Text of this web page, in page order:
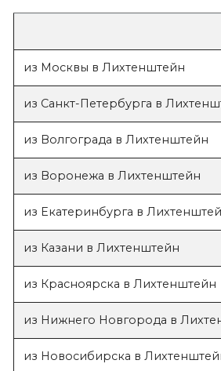
из Москвы в Лихтенштейн
из Санкт-Петербурга в
из Волгограда в Лихтенштейн
из Воронежа в Лихтенштейн
из Екатеринбурга в
из Казани в Лихтенштейн
из Красноярска в Лихтенштейн
из Нижнего Новгорода в
из Новосибирска в